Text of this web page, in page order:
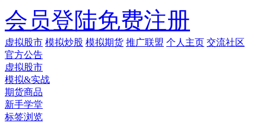
会员登陆免费注册
虚拟股市 模拟炒股 模拟期货 推广联盟 个人主页 交流社区
官方公告
虚拟股市
模拟&实战
期货商品
新手学堂
标签浏览